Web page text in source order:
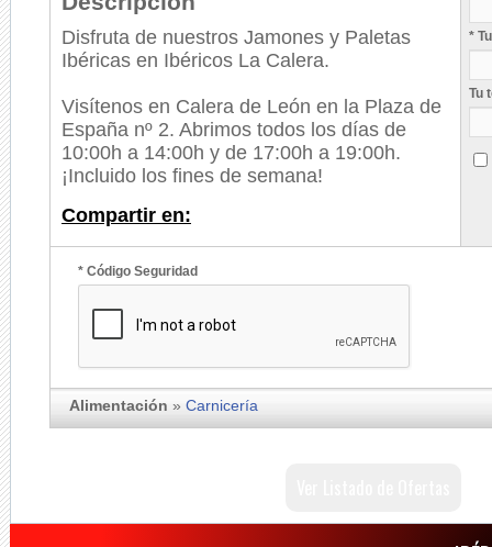
Disfruta de nuestros Jamones y Paletas
Ibéricas en Ibéricos La Calera.
Visítenos en Calera de León en la Plaza de
España nº 2. Abrimos todos los días de
10:00h a 14:00h y de 17:00h a 19:00h.
¡Incluido los fines de semana!
Compartir en:
*
Tu
* Código Seguridad
Alimentación » Carnicería